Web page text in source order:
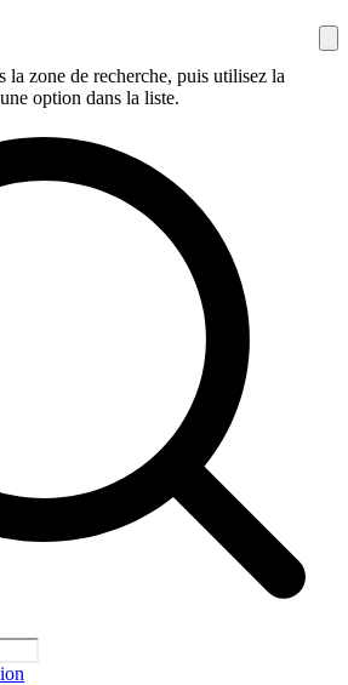
la zone de recherche, puis utilisez la
option dans la liste.